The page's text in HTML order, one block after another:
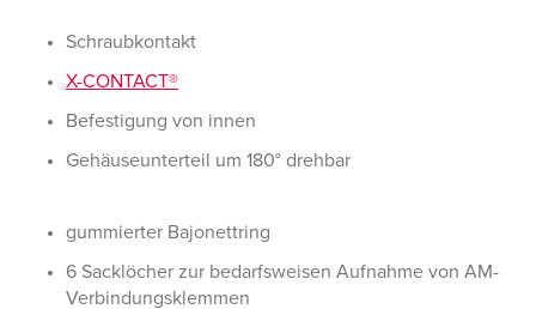
Schraubkontakt
X-CONTACT®
Befestigung von innen
Gehäuseunterteil um 180° drehbar
gummierter Bajonettring
6 Sacklöcher zur bedarfsweisen Aufnahme von AM-
Verbindungsklemmen